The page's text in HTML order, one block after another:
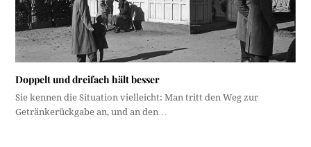
Doppelt und dreifach hält besser
Sie kennen die Situation vielleicht: Man tritt den Weg zur
Getränkerückgabe an, und an den…